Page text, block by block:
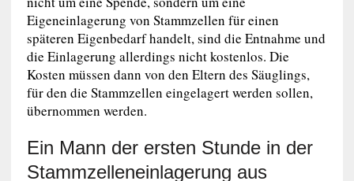
Eigeneinlagerung von Stammzellen für einen
späteren Eigenbedarf handelt, sind die Entnahme und
die Einlagerung allerdings nicht kostenlos. Die
Kosten müssen dann von den Eltern des Säuglings,
für den die Stammzellen eingelagert werden sollen,
übernommen werden.
Ein Mann der ersten Stunde in der
Stammzelleneinlagerung aus